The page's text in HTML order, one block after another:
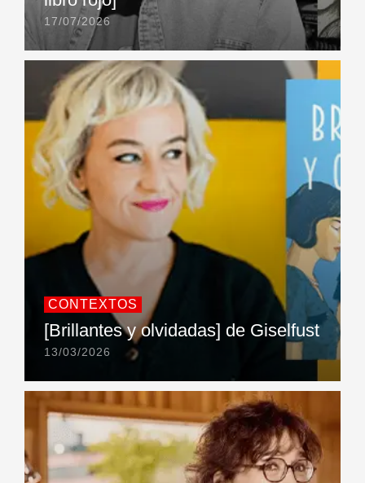
17/07/2026
CONTEXTOS
[Brillantes y olvidadas] de Giselfust
13/03/2026